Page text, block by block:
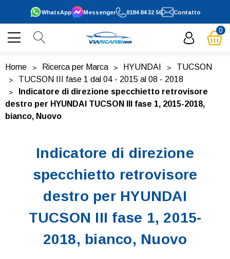
0184 84 32 56
WhatsApp Contatto
Messenger
0
Home Ricerca per Marca HYUNDAI
TUCSON
TUCSON III fase 1 dal 04 - 2015 al 08 - 2018
Indicatore di direzione specchietto retrovisore
destro per HYUNDAI TUCSON III fase 1, 2015-2018,
bianco, Nuovo
Indicatore di direzione
specchietto retrovisore
destro per HYUNDAI
TUCSON III fase 1, 2015-
2018, bianco, Nuovo